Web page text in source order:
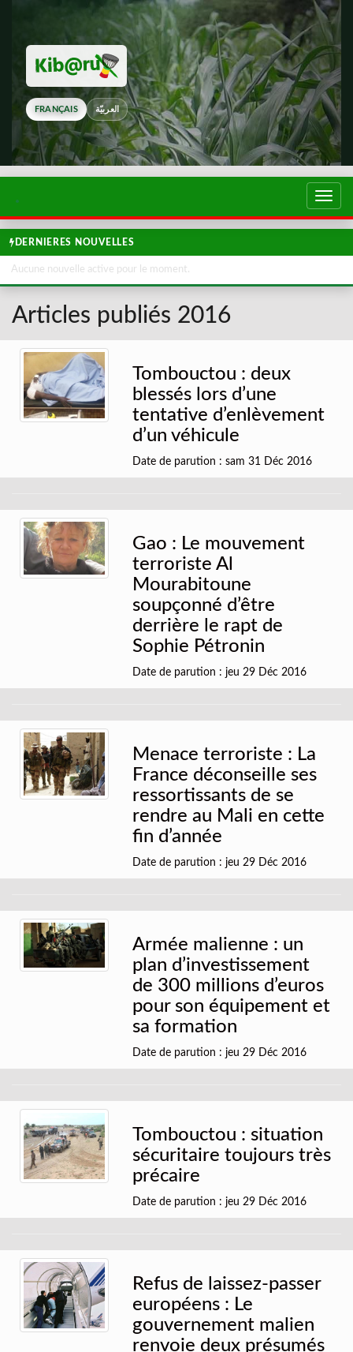
FRANÇAIS العربيّة
DERNIERES NOUVELLES
Aucune nouvelle active pour le moment.
Articles publiés 2016
Tombouctou : deux
blessés lors d’une
tentative d’enlèvement
d’un véhicule
Date de parution : sam 31 Déc 2016
Gao : Le mouvement
terroriste Al
Mourabitoune
soupçonné d’être
derrière le rapt de
Sophie Pétronin
Date de parution : jeu 29 Déc 2016
Menace terroriste : La
France déconseille ses
ressortissants de se
rendre au Mali en cette
fin d’année
Date de parution : jeu 29 Déc 2016
Armée malienne : un
plan d’investissement
de 300 millions d’euros
pour son équipement et
sa formation
Date de parution : jeu 29 Déc 2016
Tombouctou : situation
sécuritaire toujours très
précaire
Date de parution : jeu 29 Déc 2016
Refus de laissez-passer
européens : Le
gouvernement malien
renvoie deux présumés